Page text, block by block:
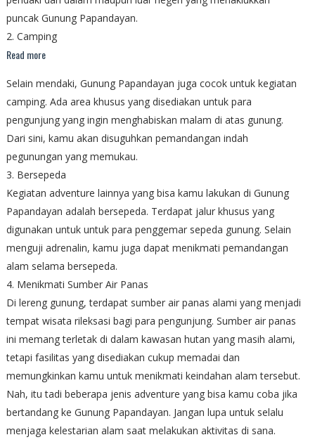
puncak Gunung Papandayan.
2. Camping
Read more
Selain mendaki, Gunung Papandayan juga cocok untuk kegiatan
camping. Ada area khusus yang disediakan untuk para
pengunjung yang ingin menghabiskan malam di atas gunung.
Dari sini, kamu akan disuguhkan pemandangan indah
pegunungan yang memukau.
3. Bersepeda
Kegiatan adventure lainnya yang bisa kamu lakukan di Gunung
Papandayan adalah bersepeda. Terdapat jalur khusus yang
digunakan untuk untuk para penggemar sepeda gunung. Selain
menguji adrenalin, kamu juga dapat menikmati pemandangan
alam selama bersepeda.
4. Menikmati Sumber Air Panas
Di lereng gunung, terdapat sumber air panas alami yang menjadi
tempat wisata rileksasi bagi para pengunjung. Sumber air panas
ini memang terletak di dalam kawasan hutan yang masih alami,
tetapi fasilitas yang disediakan cukup memadai dan
memungkinkan kamu untuk menikmati keindahan alam tersebut.
Nah, itu tadi beberapa jenis adventure yang bisa kamu coba jika
bertandang ke Gunung Papandayan. Jangan lupa untuk selalu
menjaga kelestarian alam saat melakukan aktivitas di sana.